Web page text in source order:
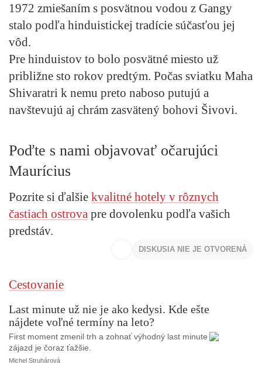
1972 zmiešaním s posvätnou vodou z Gangy
stalo podľa hinduistickej tradície súčasťou jej
vôd.
Pre hinduistov to bolo posvätné miesto už
približne sto rokov predtým. Počas sviatku Maha
Shivaratri k nemu preto naboso putujú a
navštevujú aj chrám zasvätený bohovi Šivovi.​
Poďte s nami objavovať očarujúci
Maurícius
Pozrite si ďalšie kvalitné hotely v rôznych
častiach ostrova pre dovolenku podľa vašich
predstáv.
DISKUSIA NIE JE OTVORENÁ
Cestovanie
Last minute už nie je ako kedysi. Kde ešte
nájdete voľné termíny na leto?
First moment zmenil trh a zohnať výhodný last minute
zájazd je čoraz ťažšie.
Michel Struhárová